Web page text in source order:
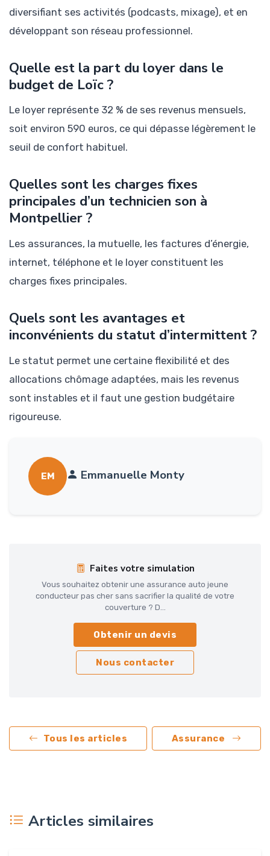
diversifiant ses activités (podcasts, mixage), et en
développant son réseau professionnel.
Quelle est la part du loyer dans le
budget de Loïc ?
Le loyer représente 32 % de ses revenus mensuels,
soit environ 590 euros, ce qui dépasse légèrement le
seuil de confort habituel.
Quelles sont les charges fixes
principales d’un technicien son à
Montpellier ?
Les assurances, la mutuelle, les factures d’énergie,
internet, téléphone et le loyer constituent les
charges fixes principales.
Quels sont les avantages et
inconvénients du statut d’intermittent ?
Le statut permet une certaine flexibilité et des
allocations chômage adaptées, mais les revenus
sont instables et il faut une gestion budgétaire
rigoureuse.
EM Emmanuelle Monty
Faites votre simulation
Vous souhaitez obtenir une assurance auto jeune
conducteur pas cher sans sacrifier la qualité de votre
couverture ? D...
Obtenir un devis
Nous contacter
Tous les articles Assurance
Articles similaires